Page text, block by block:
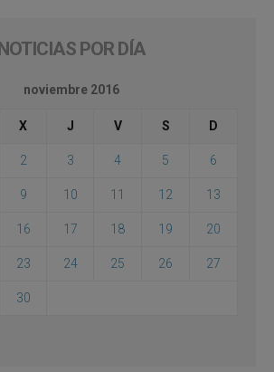
NOTICIAS POR DÍA
noviembre 2016
X J V S D
2 3 4 5 6
9 10 11 12 13
16 17 18 19 20
23 24 25 26 27
30